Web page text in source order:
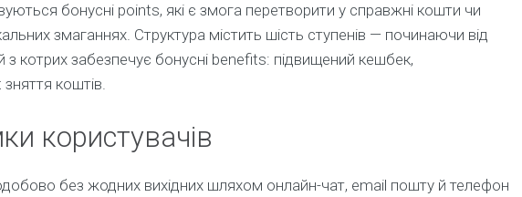
бонусні points, які є змога перетворити у справжні кошти чи
змаганнях. Структура містить шість ступенів — починаючи від
з котрих забезпечує бонусні benefits: підвищений кешбек,
коштів.
користувачів
без жодних вихідних шляхом онлайн-чат, email пошту й телефон